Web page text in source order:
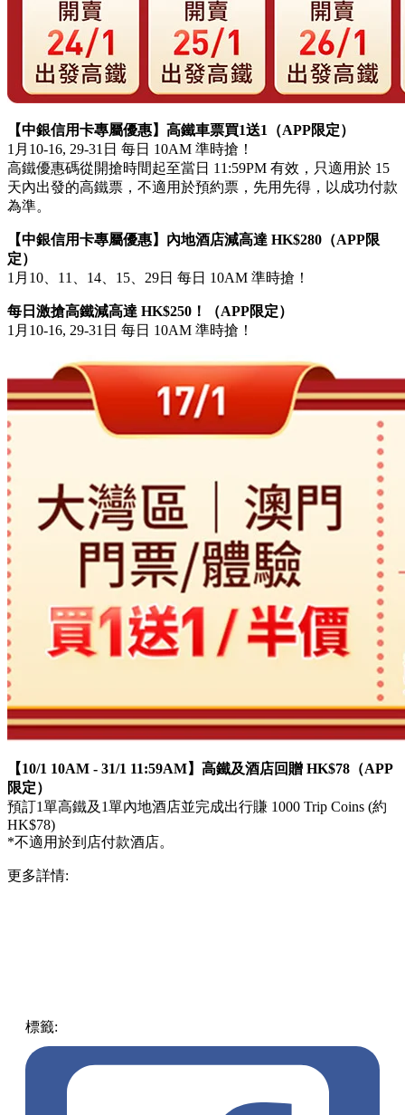
【中銀信用卡專屬優惠】高鐵車票買1送1（APP限定）
1月10-16, 29-31日 每日 10AM 準時搶！
高鐵優惠碼從開搶時間起至當日 11:59PM 有效，只適用於 15
天內出發的高鐵票，不適用於預約票，先用先得，以成功付款
為準。
【中銀信用卡專屬優惠】內地酒店減高達 HK$280（APP限
定）
1月10、11、14、15、29日 每日 10AM 準時搶！
每日激搶高鐵減高達 HK$250！（APP限定）
1月10-16, 29-31日 每日 10AM 準時搶！